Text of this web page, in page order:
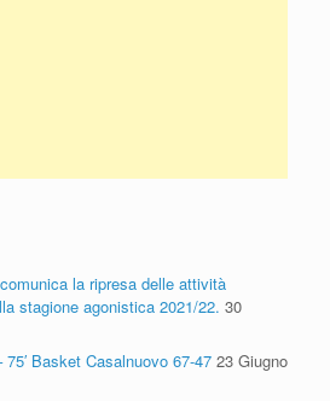
la ripresa delle attività
stagione agonistica 2021/22. 30
Basket Casalnuovo 67-47 23 Giugno